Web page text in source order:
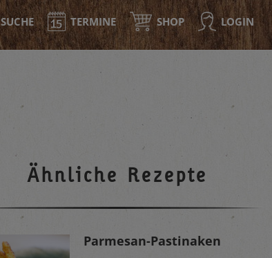
SUCHE TERMINE SHOP LOGIN
Ähnliche Rezepte
Parmesan-Pastinaken